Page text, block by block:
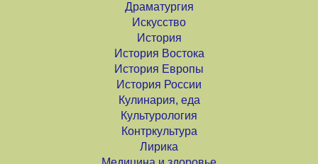
Драматургия
Искусство
История
История Востока
История Европы
История России
Кулинария, еда
Культурология
Контркультура
Лирика